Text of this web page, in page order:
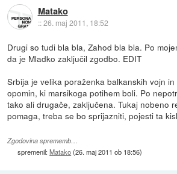
Matako
::26. maj 2011, 18:52
Drugi so tudi bla bla, Zahod bla bla. Po
da je Mladko zaključil zgodbo. EDIT
Srbija je velika poraženka balkanskih vojn
opomin, ki marsikoga potihem boli. Po
tako ali drugače, zaključena. Tukaj nobeno
pomaga, treba se bo sprijazniti, pojesti ta
Zgodovina sprememb…
spremenil:Matako(26. maj 2011 ob 18:56)